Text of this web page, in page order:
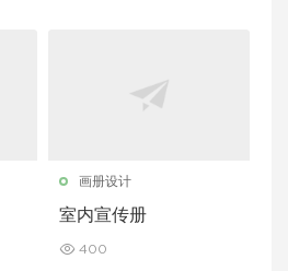
画册设计
室内宣传册
400